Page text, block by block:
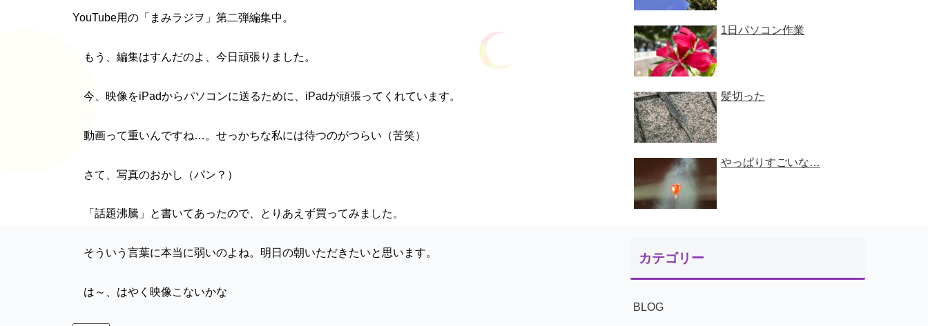
YouTube用の「まみラジヲ」第二弾編集中。
もう、編集はすんだのよ、今日頑張りました。
今、映像をiPadからパソコンに送るために、iPadが頑張ってくれています。
動画って重いんですね…。せっかちな私には待つのがつらい（苦笑）
さて、写真のおかし（パン？）
「話題沸騰」と書いてあったので、とりあえず買ってみました。
そういう言葉に本当に弱いのよね。明日の朝いただきたいと思います。
は～、はやく映像こないかな
1日パソコン作業
髪切った
やっぱりすごいな…
カテゴリー
BLOG